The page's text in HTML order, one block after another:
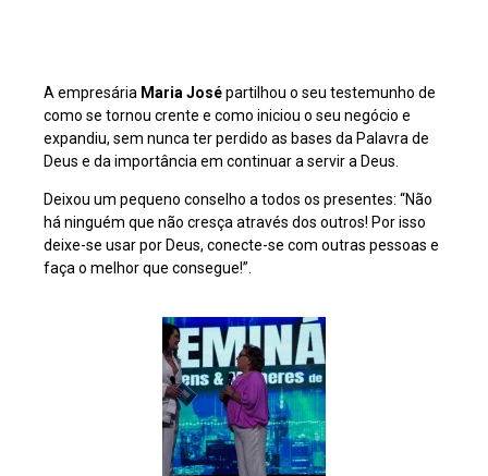
A empresária Maria Josépartilhou o seu testemunho de
como se tornou crente e como iniciou o seu negócio e
expandiu, sem nunca ter perdido as bases da Palavra de
Deus e da importância em continuar a servir a Deus.
Deixou um pequeno conselho a todos os presentes: “Não
há ninguém que não cresça através dos outros! Por isso
deixe-se usar por Deus, conecte-se com outras pessoas e
faça o melhor que consegue!”.